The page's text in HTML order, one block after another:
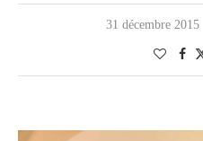
31 décembre 2015